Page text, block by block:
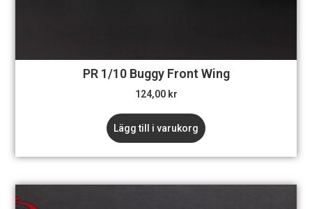
PR 1/10 Buggy Front Wing
124,00 kr
Lägg till i varukorg